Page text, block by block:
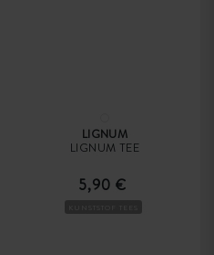
LIGNUM
LIGNUM TEE
5,90 €